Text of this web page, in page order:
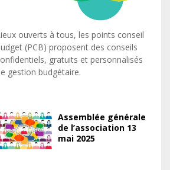
ouverts à tous, les points conseil
(PCB) proposent des conseils
gratuits et personnalisés
gestion budgétaire.
Assemblée générale
de l’association 13
mai 2025